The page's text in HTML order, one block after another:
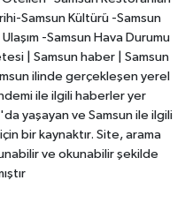
Samsun Kültürü -Samsun
-Samsun Hava Durumu
| Samsun haber | Samsun
ilinde gerçekleşen yerel
ile ilgili haberler yer
yaşayan ve Samsun ile ilgili
bir kaynaktır. Site, arama
ve okunabilir şekilde